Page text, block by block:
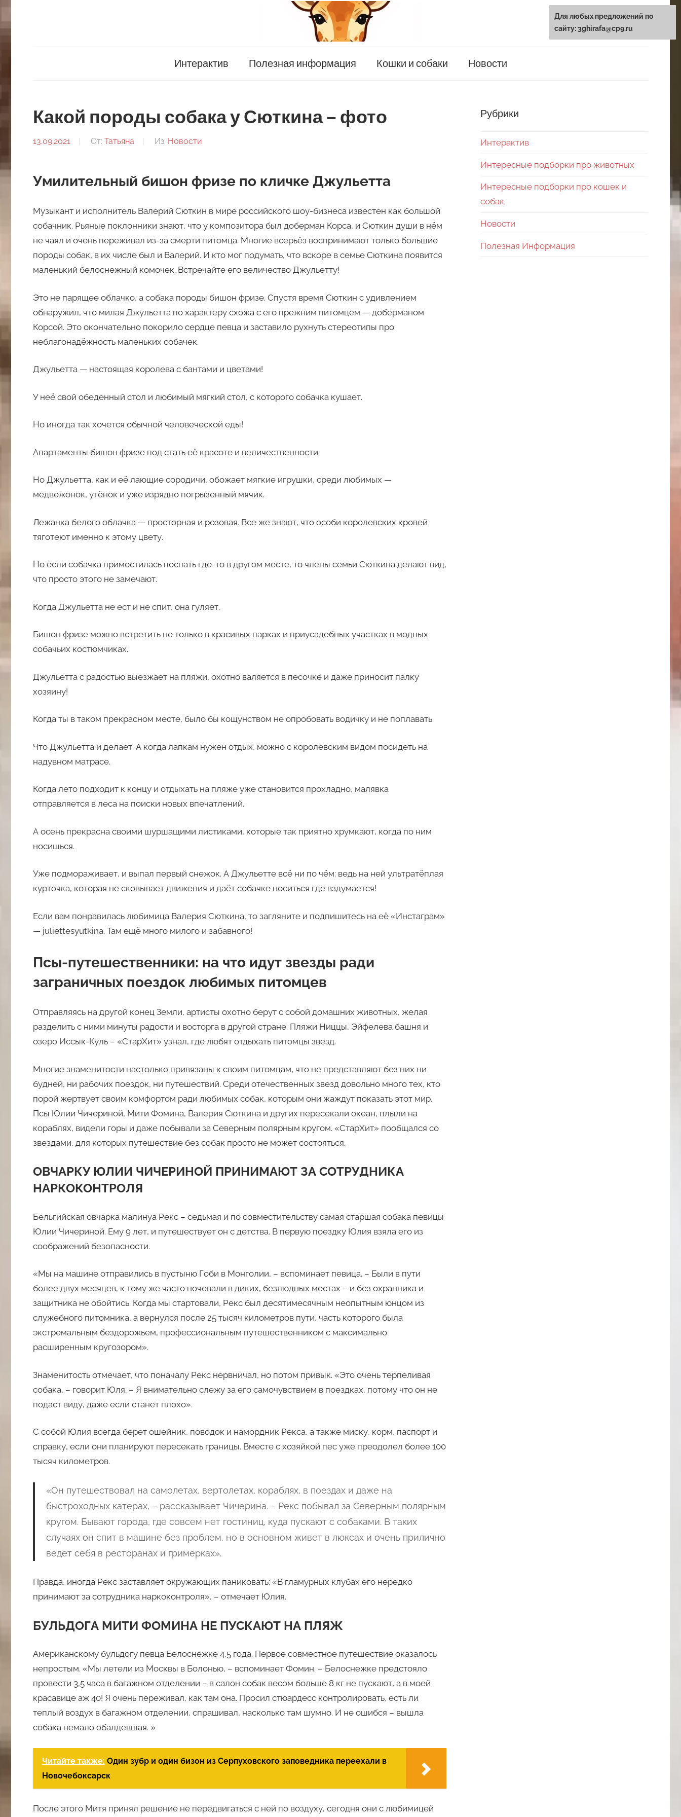
Интерактив Полезная информация Кошки и собаки Новости
Какой породы собака у Сюткина – фото
13.09.2021 От: Татьяна Из: Новости
Умилительный бишон фризе по кличке Джульетта
Музыкант и исполнитель Валерий Сюткин в мире российского шоу-бизнеса известен как большой
собачник. Рьяные поклонники знают, что у композитора был доберман Корса, и Сюткин души в нём
не чаял и очень переживал из-за смерти питомца. Многие всерьёз воспринимают только большие
породы собак, в их числе был и Валерий. И кто мог подумать, что вскоре в семье Сюткина появится
маленький белоснежный комочек. Встречайте его величество Джульетту!
Это не парящее облачко, а собака породы бишон фризе. Спустя время Сюткин с удивлением
обнаружил, что милая Джульетта по характеру схожа с его прежним питомцем — доберманом
Корсой. Это окончательно покорило сердце певца и заставило рухнуть стереотипы про
неблагонадёжность маленьких собачек.
Джульетта — настоящая королева с бантами и цветами!
У неё свой обеденный стол и любимый мягкий стол, с которого собачка кушает.
Но иногда так хочется обычной человеческой еды!
Апартаменты бишон фризе под стать её красоте и величественности.
Но Джульетта, как и её лающие сородичи, обожает мягкие игрушки, среди любимых —
медвежонок, утёнок и уже изрядно погрызенный мячик.
Лежанка белого облачка — просторная и розовая. Все же знают, что особи королевских кровей
тяготеют именно к этому цвету.
Но если собачка примостилась поспать где-то в другом месте, то члены семьи Сюткина делают вид,
что просто этого не замечают.
Когда Джульетта не ест и не спит, она гуляет.
Бишон фризе можно встретить не только в красивых парках и приусадебных участках в модных
собачьих костюмчиках.
Джульетта с радостью выезжает на пляжи, охотно валяется в песочке и даже приносит палку
хозяину!
Когда ты в таком прекрасном месте, было бы кощунством не опробовать водичку и не поплавать.
Что Джульетта и делает. А когда лапкам нужен отдых, можно с королевским видом посидеть на
надувном матрасе.
Когда лето подходит к концу и отдыхать на пляже уже становится прохладно, малявка
отправляется в леса на поиски новых впечатлений.
А осень прекрасна своими шуршащими листиками, которые так приятно хрумкают, когда по ним
носишься.
Уже подмораживает, и выпал первый снежок. А Джульетте всё ни по чём: ведь на ней ультратёплая
курточка, которая не сковывает движения и даёт собачке носиться где вздумается!
Если вам понравилась любимица Валерия Сюткина, то загляните и подпишитесь на её «Инстаграм»
— juliettesyutkina. Там ещё много милого и забавного!
Псы-путешественники: на что идут звезды ради
заграничных поездок любимых питомцев
Отправляясь на другой конец Земли, артисты охотно берут с собой домашних животных, желая
разделить с ними минуты радости и восторга в другой стране. Пляжи Ниццы, Эйфелева башня и
озеро Иссык-Куль – «СтарХит» узнал, где любят отдыхать питомцы звезд.
Многие знаменитости настолько привязаны к своим питомцам, что не представляют без них ни
будней, ни рабочих поездок, ни путешествий. Среди отечественных звезд довольно много тех, кто
порой жертвует своим комфортом ради любимых собак, которым они жаждут показать этот мир.
Псы Юлии Чичериной, Мити Фомина, Валерия Сюткина и других пересекали океан, плыли на
кораблях, видели горы и даже побывали за Северным полярным кругом. «СтарХит» пообщался со
звездами, для которых путешествие без собак просто не может состояться.
ОВЧАРКУ ЮЛИИ ЧИЧЕРИНОЙ ПРИНИМАЮТ ЗА СОТРУДНИКА
НАРКОКОНТРОЛЯ
Бельгийская овчарка малинуа Рекс – седьмая и по совместительству самая старшая собака певицы
Юлии Чичериной. Ему 9 лет, и путешествует он с детства. В первую поездку Юлия взяла его из
соображений безопасности.
«Мы на машине отправились в пустыню Гоби в Монголии, – вспоминает певица. – Были в пути
более двух месяцев, к тому же часто ночевали в диких, безлюдных местах – и без охранника и
защитника не обойтись. Когда мы стартовали, Рекс был десятимесячным неопытным юнцом из
служебного питомника, а вернулся после 25 тысяч километров пути, часть которого была
экстремальным бездорожьем, профессиональным путешественником с максимально
расширенным кругозором».
Знаменитость отмечает, что поначалу Рекс нервничал, но потом привык. «Это очень терпеливая
собака, – говорит Юля. – Я внимательно слежу за его самочувствием в поездках, потому что он не
подаст виду, даже если станет плохо».
С собой Юлия всегда берет ошейник, поводок и намордник Рекса, а также миску, корм, паспорт и
справку, если они планируют пересекать границы. Вместе с хозяйкой пес уже преодолел более 100
тысяч километров.
«Он путешествовал на самолетах, вертолетах, кораблях, в поездах и даже на
быстроходных катерах, – рассказывает Чичерина. – Рекс побывал за Северным полярным
кругом. Бывают города, где совсем нет гостиниц, куда пускают с собаками. В таких
случаях он спит в машине без проблем, но в основном живет в люксах и очень прилично
ведет себя в ресторанах и гримерках».
Правда, иногда Рекс заставляет окружающих паниковать: «В гламурных клубах его нередко
принимают за сотрудника наркоконтроля», – отмечает Юлия.
БУЛЬДОГА МИТИ ФОМИНА НЕ ПУСКАЮТ НА ПЛЯЖ
Американскому бульдогу певца Белоснежке 4,5 года. Первое совместное путешествие оказалось
непростым. «Мы летели из Москвы в Болонью, – вспоминает Фомин. – Белоснежке предстояло
провести 3,5 часа в багажном отделении – в салон собак весом больше 8 кг не пускают, а в моей
красавице аж 40! Я очень переживал, как там она. Просил стюардесс контролировать, есть ли
теплый воздух в багажном отделении, спрашивал, насколько там шумно. И не ошибся – вышла
собака немало обалдевшая. »
Читайте также: Один зубр и один бизон из Серпуховского заповедника переехали в
Новочебоксарск
После этого Митя принял решение не передвигаться с ней по воздуху, сегодня они с любимицей
Рубрики
Интерактив
Интересные подборки про животных
Интересные подборки про кошек и
собак
Новости
Полезная Информация
Для любых предложений по
сайту: 3ghirafa@cp9.ru